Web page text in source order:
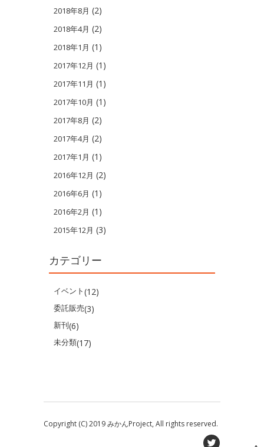
2018年8月 (2)
2018年4月 (2)
2018年1月 (1)
2017年12月 (1)
2017年11月 (1)
2017年10月 (1)
2017年8月 (2)
2017年4月 (2)
2017年1月 (1)
2016年12月 (2)
2016年6月 (1)
2016年2月 (1)
2015年12月 (3)
カテゴリー
イベント(12)
委託販売(3)
新刊(6)
未分類(17)
Copyright (C) 2019 みかんProject, All rights reserved.